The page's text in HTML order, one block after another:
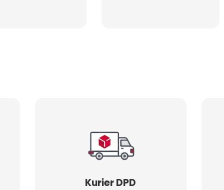
Kurier DPD